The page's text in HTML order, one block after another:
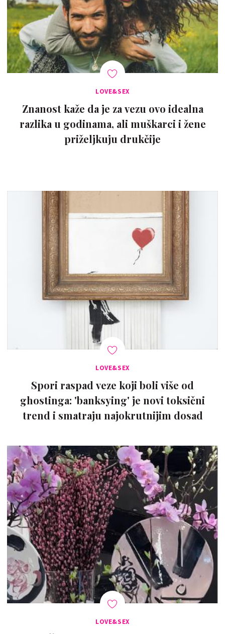
LOVE&SEX
Znanost kaže da je za vezu ovo idealna
razlika u godinama, ali muškarci i žene
priželjkuju drukčije
LOVE&SEX
Spori raspad veze koji boli više od
ghostinga: 'banksying' je novi toksični
trend i smatraju najokrutnijim dosad
LOVE&SEX